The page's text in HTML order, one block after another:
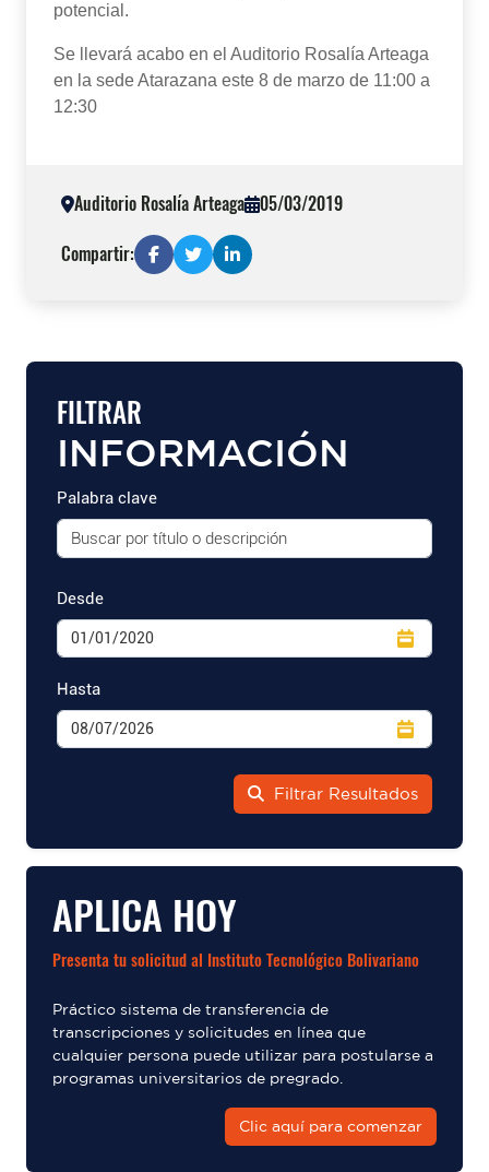
FILTRAR
INFORMACIÓN
Palabra clave
Desde
Hasta
Filtrar Resultados
APLICA HOY
Presenta tu solicitud al Instituto Tecnológico Bolivariano
Práctico sistema de transferencia de
transcripciones y solicitudes en línea que
cualquier persona puede utilizar para postularse a
programas universitarios de pregrado.
Clic aquí para comenzar
potencial.
Se llevará acabo en el Auditorio Rosalía Arteaga
en la sede Atarazana este 8 de marzo de 11:00 a
12:30
Auditorio Rosalía Arteaga 05/03/2019
Compartir: